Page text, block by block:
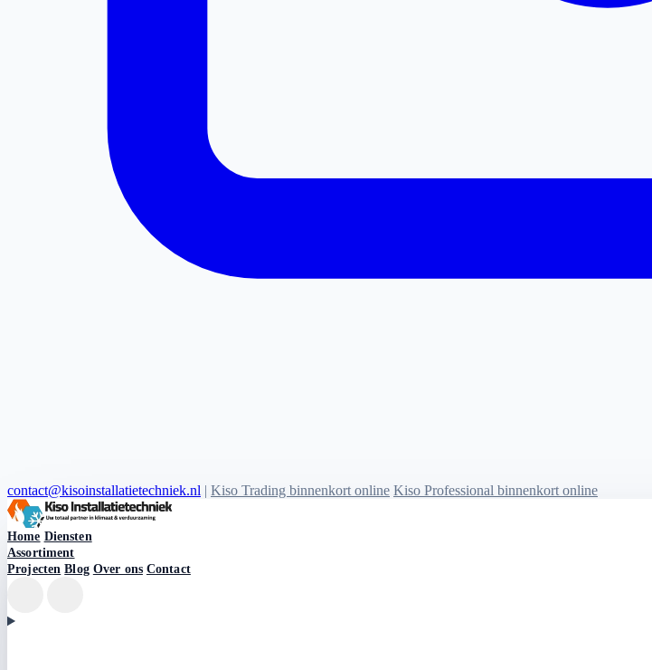
contact@kisoinstallatietechniek.nl | Kiso Trading binnenkort online Kiso Professional binnenkort online
Kiso Installatietechniek logo
Home Diensten
Assortiment
Projecten Blog Over ons Contact